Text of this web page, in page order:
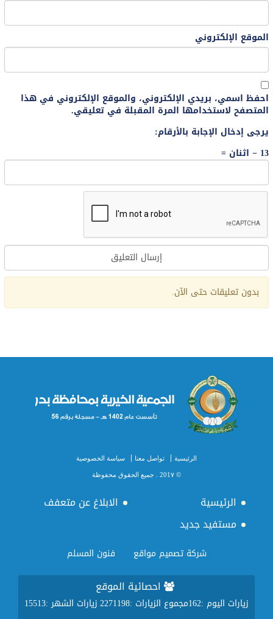
الموقع الإلكتروني
احفظ اسمي، بريدي الإلكتروني، والموقع الإلكتروني في هذا
المتصفح لاستخدامها المرة المقبلة في تعليقي.
يرجى إدخال الإجابة بالأرقام:
13 − اثنان =
Alternative:
بدون تعليقات حتى الآن.
الرئيسية تواصل معنا سياسة الخصوصية
© 201٧ . جميع الحقوق محفوظة
الرئيسية
الابلاغ عن متعفف
مستفيد جديد
شركة تصميم مواقع فنون المسلم
احصائية الموقع
زيارات اليوم :162 زيارات الشهر :15513 مجموع الزيارات :2271198